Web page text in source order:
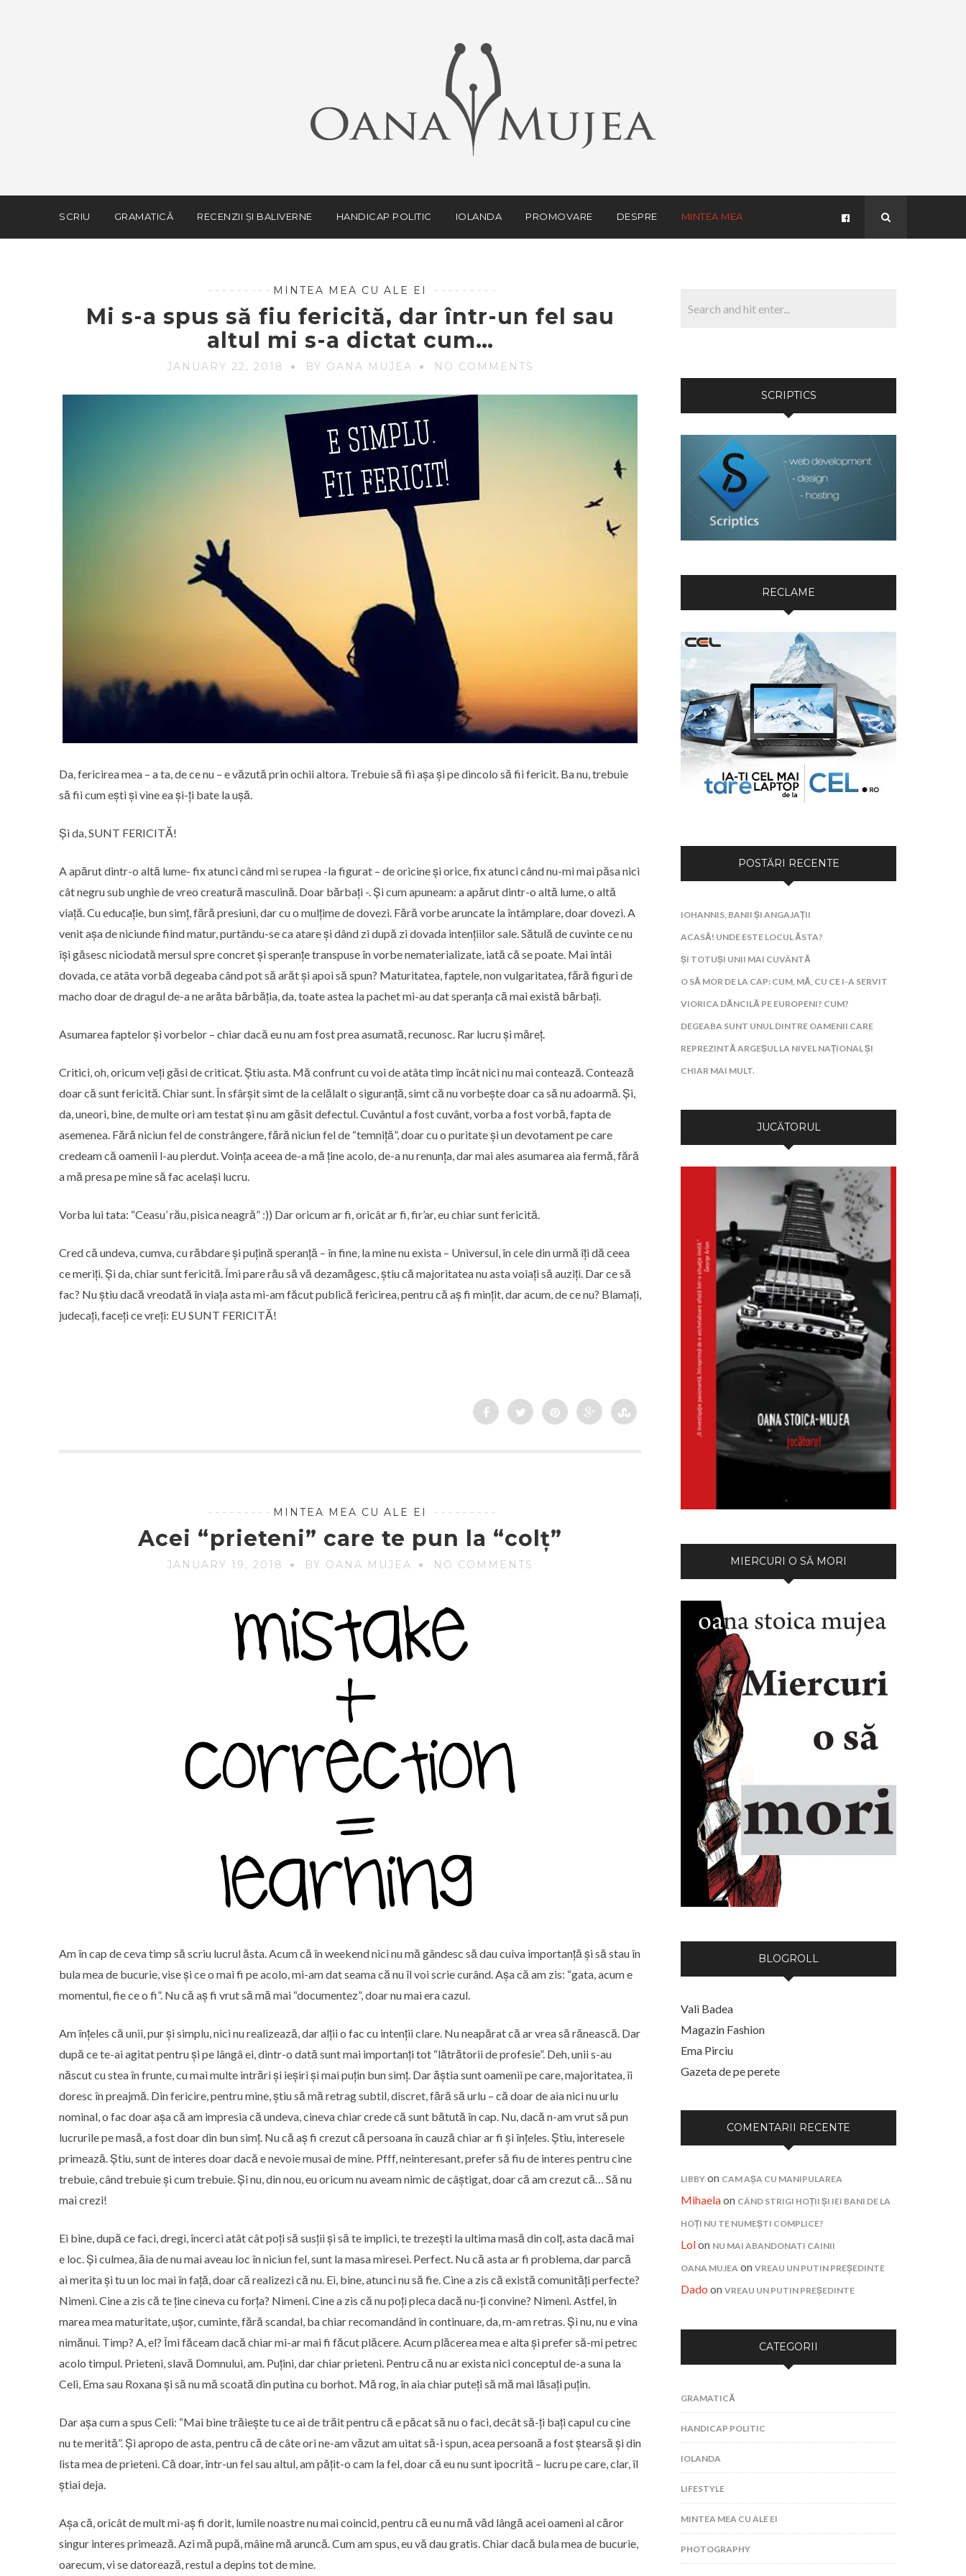
SCRIU GRAMATICĂ RECENZII ȘI BALIVERNE HANDICAP POLITIC IOLANDA PROMOVARE DESPRE MINTEA MEA
MINTEA MEA CU ALE EI
Mi s-a spus să fiu fericită, dar într-un fel sau
altul mi s-a dictat cum…
JANUARY 22, 2018 BY OANA MUJEA NO COMMENTS
Da, fericirea mea – a ta, de ce nu – e văzută prin ochii altora. Trebuie să fii așa și pe dincolo să fii fericit. Ba nu, trebuie
să fii cum ești și vine ea și-ți bate la ușă.
Și da, SUNT FERICITĂ!
A apărut dintr-o altă lume- fix atunci când mi se rupea -la figurat – de oricine și orice, fix atunci când nu-mi mai păsa nici
cât negru sub unghie de vreo creatură masculină. Doar bărbați -. Și cum apuneam: a apărut dintr-o altă lume, o altă
viață. Cu educație, bun simț, fără presiuni, dar cu o mulțime de dovezi. Fără vorbe aruncate la întâmplare, doar dovezi. A
venit așa de niciunde fiind matur, purtându-se ca atare și dând zi după zi dovada intențiilor sale. Sătulă de cuvinte ce nu
își găsesc niciodată mersul spre concret și speranțe transpuse în vorbe nematerializate, iată că se poate. Mai întâi
dovada, ce atâta vorbă degeaba când pot să arăt și apoi să spun? Maturitatea, faptele, non vulgaritatea, fără figuri de
macho doar de dragul de-a ne arăta bărbăția, da, toate astea la pachet mi-au dat speranța că mai există bărbați.
Asumarea faptelor și vorbelor – chiar dacă eu nu am fost prea asumată, recunosc. Rar lucru și măreț.
Critici, oh, oricum veți găsi de criticat. Știu asta. Mă confrunt cu voi de atâta timp încât nici nu mai contează. Contează
doar că sunt fericită. Chiar sunt. În sfârșit simt de la celălalt o siguranță, simt că nu vorbește doar ca să nu adoarmă. Și,
da, uneori, bine, de multe ori am testat și nu am găsit defectul. Cuvântul a fost cuvânt, vorba a fost vorbă, fapta de
asemenea. Fără niciun fel de constrângere, fără niciun fel de “temniță”, doar cu o puritate și un devotament pe care
credeam că oamenii l-au pierdut. Voința aceea de-a mă ține acolo, de-a nu renunța, dar mai ales asumarea aia fermă, fără
a mă presa pe mine să fac același lucru.
Vorba lui tata: “Ceasu’ rău, pisica neagră” :)) Dar oricum ar fi, oricât ar fi, fir’ar, eu chiar sunt fericită.
Cred că undeva, cumva, cu răbdare și puțină speranță – în fine, la mine nu exista – Universul, în cele din urmă îți dă ceea
ce meriți. Și da, chiar sunt fericită. Îmi pare rău să vă dezamăgesc, știu că majoritatea nu asta voiați să auziți. Dar ce să
fac? Nu știu dacă vreodată în viața asta mi-am făcut publică fericirea, pentru că aș fi mințit, dar acum, de ce nu? Blamați,
judecați, faceți ce vreți: EU SUNT FERICITĂ!
MINTEA MEA CU ALE EI
Acei “prieteni” care te pun la “colț”
JANUARY 19, 2018 BY OANA MUJEA NO COMMENTS
Am în cap de ceva timp să scriu lucrul ăsta. Acum că în weekend nici nu mă gândesc să dau cuiva importanță și să stau în
bula mea de bucurie, vise și ce o mai fi pe acolo, mi-am dat seama că nu îl voi scrie curând. Așa că am zis: “gata, acum e
momentul, fie ce o fi”. Nu că aș fi vrut să mă mai “documentez”, doar nu mai era cazul.
Am înțeles că unii, pur și simplu, nici nu realizează, dar alții o fac cu intenții clare. Nu neapărat că ar vrea să rănească. Dar
după ce te-ai agitat pentru și pe lângâ ei, dintr-o dată sunt mai importanți tot “lătrătorii de profesie”. Deh, unii s-au
născut cu stea în frunte, cu mai multe intrări și ieșiri și mai puțin bun simț. Dar ăștia sunt oamenii pe care, majoritatea, îi
doresc în preajmă. Din fericire, pentru mine, știu să mă retrag subtil, discret, fără să urlu – că doar de aia nici nu urlu
nominal, o fac doar așa că am impresia că undeva, cineva chiar crede că sunt bătută în cap. Nu, dacă n-am vrut să pun
lucrurile pe masă, a fost doar din bun simț. Nu că aș fi crezut că persoana în cauză chiar ar fi și înțeles. Știu, interesele
primează. Știu, sunt de interes doar dacă e nevoie musai de mine. Pfff, neinteresant, prefer să fiu de interes pentru cine
trebuie, când trebuie și cum trebuie. Și nu, din nou, eu oricum nu aveam nimic de câștigat, doar că am crezut că… Să nu
mai crezi!
Ei bine, după ce faci, dregi, încerci atât cât poți să susții și să te implici, te trezești la ultima masă din colț, asta dacă mai
e loc. Și culmea, ăia de nu mai aveau loc în niciun fel, sunt la masa miresei. Perfect. Nu că asta ar fi problema, dar parcă
ai merita și tu un loc mai în față, doar că realizezi că nu. Ei, bine, atunci nu să fie. Cine a zis că există comunități perfecte?
Nimeni. Cine a zis că te ține cineva cu forța? Nimeni. Cine a zis că nu poți pleca dacă nu-ți convine? Nimeni. Astfel, în
marea mea maturitate, ușor, cuminte, fără scandal, ba chiar recomandând în continuare, da, m-am retras. Și nu, nu e vina
nimănui. Timp? A, el? Îmi făceam dacă chiar mi-ar mai fi făcut plăcere. Acum plăcerea mea e alta și prefer să-mi petrec
acolo timpul. Prieteni, slavă Domnului, am. Puțini, dar chiar prieteni. Pentru că nu ar exista nici conceptul de-a suna la
Celi, Ema sau Roxana și să nu mă scoată din putina cu borhot. Mă rog, în aia chiar puteți să mă mai lăsați puțin.
Dar așa cum a spus Celi: “Mai bine trăiește tu ce ai de trăit pentru că e păcat să nu o faci, decât să-ți bați capul cu cine
nu te merită”. Și apropo de asta, pentru că de câte ori ne-am văzut am uitat să-i spun, acea persoană a fost ștearsă și din
lista mea de prieteni. Că doar, într-un fel sau altul, am pățit-o cam la fel, doar că eu nu sunt ipocrită – lucru pe care, clar, îl
știai deja.
Așa că, oricât de mult mi-aș fi dorit, lumile noastre nu mai coincid, pentru că eu nu mă văd lângă acei oameni al căror
singur interes primează. Azi mă pupă, mâine mă aruncă. Cum am spus, eu vă dau gratis. Chiar dacă bula mea de bucurie,
oarecum, vi se datorează, restul a depins tot de mine.
SCRIPTICS
RECLAME
POSTĂRI RECENTE
IOHANNIS, BANII ȘI ANGAJAȚII
ACASĂ! UNDE ESTE LOCUL ĂSTA?
ȘI TOTUȘI UNII MAI CUVÂNTĂ
O SĂ MOR DE LA CAP: CUM, MĂ, CU CE I-A SERVIT
VIORICA DĂNCILĂ PE EUROPENI? CUM?
DEGEABA SUNT UNUL DINTRE OAMENII CARE
REPREZINTĂ ARGEȘUL LA NIVEL NAȚIONAL ȘI
CHIAR MAI MULT.
JUCĂTORUL
MIERCURI O SĂ MORI
BLOGROLL
Vali Badea
Magazin Fashion
Ema Pirciu
Gazeta de pe perete
COMENTARII RECENTE
LIBBY on CAM AȘA CU MANIPULAREA
Mihaelaon CÂND STRIGI HOȚII ȘI IEI BANI DE LA
HOȚI NU TE NUMEȘTI COMPLICE?
Lolon NU MAI ABANDONATI CAINII
OANA MUJEA on VREAU UN PUTIN PREȘEDINTE
Dado on VREAU UN PUTIN PREȘEDINTE
CATEGORII
GRAMATICĂ
HANDICAP POLITIC
IOLANDA
LIFESTYLE
MINTEA MEA CU ALE EI
PHOTOGRAPHY